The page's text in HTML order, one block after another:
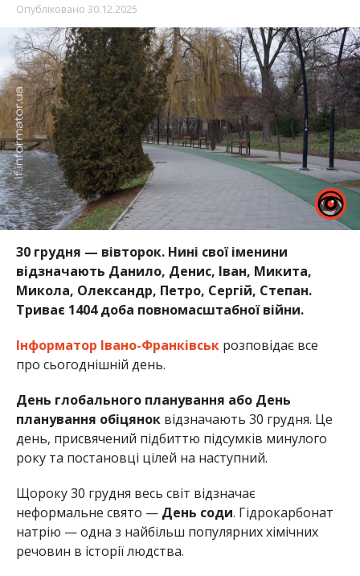
Опубліковано 30.12.2025
30 грудня — вівторок. Нині свої іменини
відзначають Данило, Денис, Іван, Микита,
Микола, Олександр, Петро, Сергій, Степан.
Триває 1404 доба повномасштабної війни.
Інформатор Івано-Франківськрозповідає все
про сьогоднішній день.
День глобального планування або День
планування обіцяноквідзначають 30 грудня. Це
день, присвячений підбиттю підсумків минулого
року та постановці цілей на наступний.
Щороку 30 грудня весь світ відзначає
неформальне свято — День соди. Гідрокарбонат
натрію — одна з найбільш популярних хімічних
речовин в історії людства.